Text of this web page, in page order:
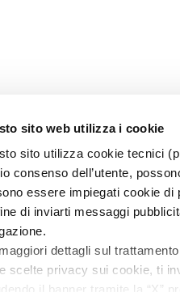
sito web utilizza i cookie
sito utilizza cookie tecnici
consenso dell’utente,
essere impiegati cookie
di inviarti messaggi
dettagli sul
scelte privacy sui cookie, ti
- 80009810484